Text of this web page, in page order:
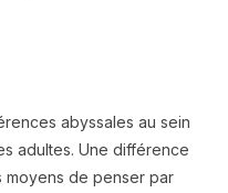
abyssales au sein
adultes. Une différence
de penser par